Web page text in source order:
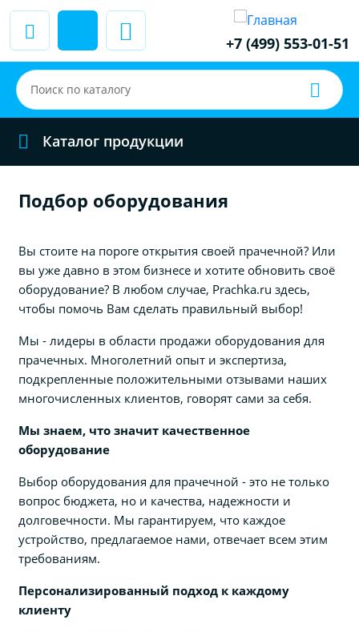
+7 (499) 553-01-51
Каталог продукции
Подбор оборудования
Вы стоите на пороге открытия своей прачечной? Или
вы уже давно в этом бизнесе и хотите обновить своё
оборудование? В любом случае, Prachka.ru здесь,
чтобы помочь Вам сделать правильный выбор!
Мы - лидеры в области продажи оборудования для
прачечных. Многолетний опыт и экспертиза,
подкрепленные положительными отзывами наших
многочисленных клиентов, говорят сами за себя.
Мы знаем, что значит качественное
оборудование
Выбор оборудования для прачечной - это не только
вопрос бюджета, но и качества, надежности и
долговечности. Мы гарантируем, что каждое
устройство, предлагаемое нами, отвечает всем этим
требованиям.
Персонализированный подход к каждому
клиенту